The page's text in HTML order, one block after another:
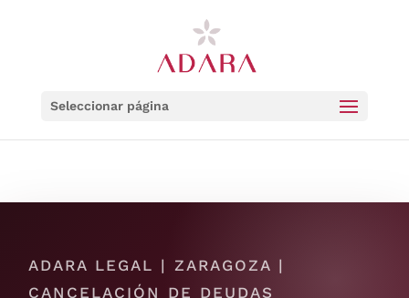
Seleccionar página
ADARA LEGAL | ZARAGOZA |
CANCELACIÓN DE DEUDAS